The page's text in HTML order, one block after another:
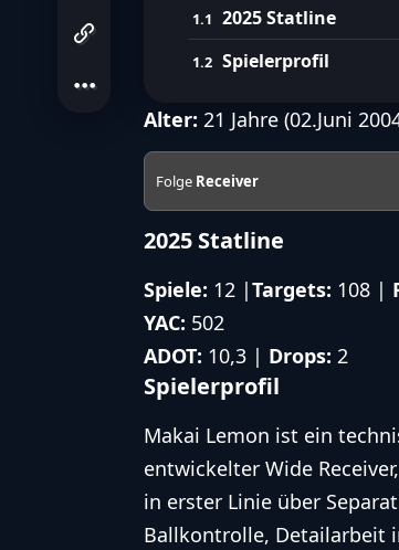
2025 Statline
Spielerprofil
Alter: 21 Jahre (02.Juni
Folge Receiver
2025 Statline
Spiele: 12 |Targets: 108 |
YAC: 502
ADOT: 10,3 | Drops: 2
Spielerprofil
Makai Lemon ist ein
entwickelter Wide
in erster Linie über
Ballkontrolle, Detailarbeit